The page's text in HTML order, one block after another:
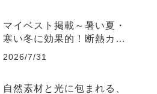
マイベスト掲載～暑い夏・
寒い冬に効果的！断熱カー
テンのおすすめ人気ランキ
2026/7/31
自然素材と光に包まれる、